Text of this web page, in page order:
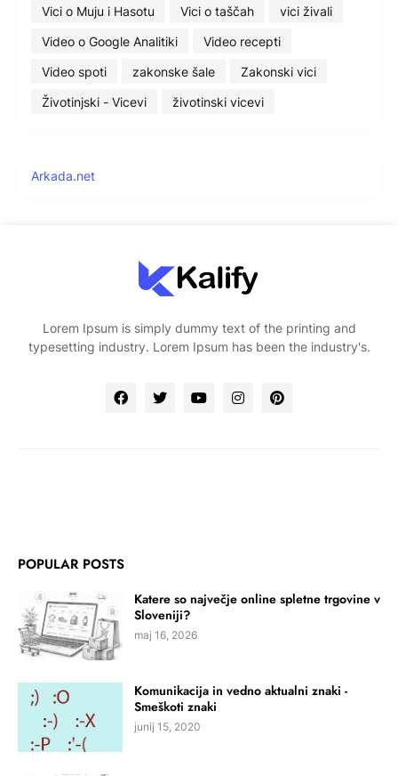
Vici o Muju i Hasotu
Vici o taščah
vici živali
Video o Google Analitiki
Video recepti
Video spoti
zakonske šale
Zakonski vici
Životinjski - Vicevi
životinski vicevi
Arkada.net
Lorem Ipsum is simply dummy text of the printing and
typesetting industry. Lorem Ipsum has been the industry's.
POPULAR POSTS
Katere so največje online spletne trgovine v
Sloveniji?
maj 16, 2026
Komunikacija in vedno aktualni znaki -
Smeškoti znaki
junij 15, 2020